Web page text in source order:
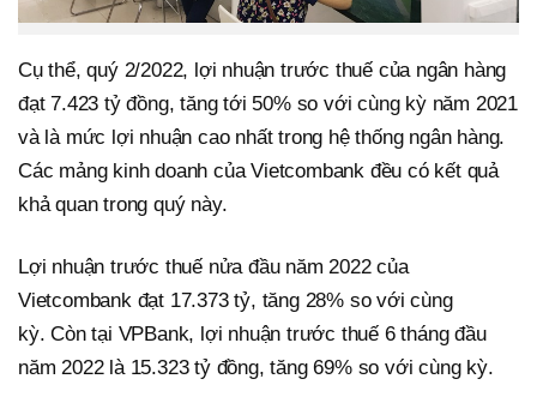
Cụ thể, quý 2/2022, lợi nhuận trước thuế của ngân hàng
đạt 7.423 tỷ đồng, tăng tới 50% so với cùng kỳ năm 2021
và là mức lợi nhuận cao nhất trong hệ thống ngân hàng.
Các mảng kinh doanh của Vietcombank đều có kết quả
khả quan trong quý này.
Lợi nhuận trước thuế nửa đầu năm 2022 của
Vietcombank đạt 17.373 tỷ, tăng 28% so với cùng
kỳ. Còn tại VPBank, lợi nhuận trước thuế 6 tháng đầu
năm 2022 là 15.323 tỷ đồng, tăng 69% so với cùng kỳ.